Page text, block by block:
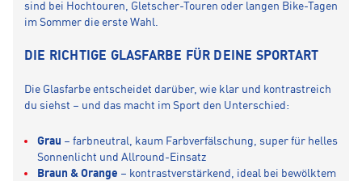
sind bei Hochtouren, Gletscher-Touren oder langen Bike-Tagen
im Sommer die erste Wahl.
DIE RICHTIGE GLASFARBE FÜR DEINE SPORTART
Die Glasfarbe entscheidet darüber, wie klar und kontrastreich
du siehst – und das macht im Sport den Unterschied:
Grau – farbneutral, kaum Farbverfälschung, super für helles
Sonnenlicht und Allround-Einsatz
Braun & Orange – kontrastverstärkend, ideal bei bewölktem